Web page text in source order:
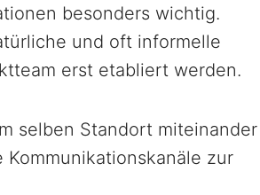
besonders wichtig.
und oft informelle
erst etabliert werden.
selben Standort miteinander
zur